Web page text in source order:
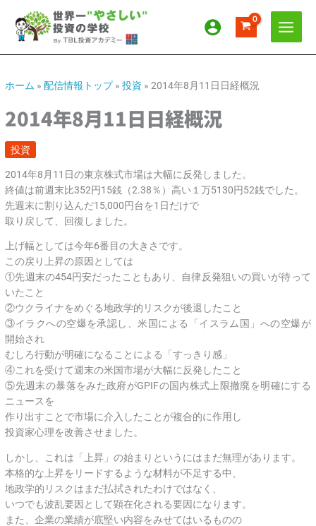
ス
ッホーム »配信情報トップ»投資 »2014年8月11日日経概況
2014年8月11日日経概況
投資
2014年8月11日の東京株式市場は大幅に反発しました。
終値は前週末比352円15銭（2.38％）高い１万5130円52銭でした。
先週末に割り込んだ15,000円台を1日だけで
取り戻して、回復しました。
上げ幅としては今年6番目の大きさです。
この戻り上昇の原因としては
①先週末の454円安だったこともあり、自律反発狙いの買いが待って
いたこと
②ウクライナをめぐる地政学的リスクが後退したこと
③イラクへの空爆を承認し、米国による「イスラム国」への空爆が
開始され
むしろ行動が明確になることによる「すっきり感」
④これを受けて週末の米国市場が大幅に反発したこと
⑤先週末の暴落をみた政府がGPIFの国内株式上限撤廃を明確にする
ニュースを
作り出すことで市場に介入したことが複合的に作用し
投資家心理を改善させました。
しかし、これは「上昇」の始まりというにはまだ無理があります。
本格的な上昇をリードするような材料が不足する中、
地政学的リスクはまだ払拭されたわけではなく、
いつでも波乱要因として顕在化される要因になります。
また、企業の業績が底堅い内容をみせてはいるものの
ー
ブ
テ
ー